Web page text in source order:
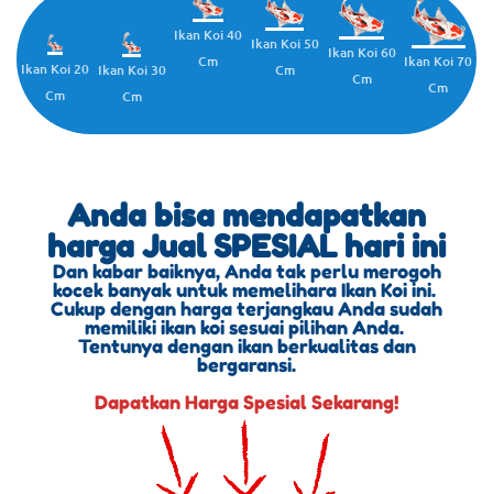
Ikan Koi 20
Cm
Ikan Koi 30
Cm
Ikan Koi 40
Cm
Ikan Koi 50
Cm
Ikan Koi 60
Cm
Ikan Koi 70
Cm
Anda bisa mendapatkan
harga Jual SPESIAL hari ini
Dan kabar baiknya, Anda tak perlu merogoh
kocek banyak untuk memelihara Ikan Koi ini.
Cukup dengan harga terjangkau Anda sudah
memiliki ikan koi sesuai pilihan Anda.
Tentunya dengan ikan berkualitas dan
bergaransi.
Dapatkan Harga Spesial Sekarang!